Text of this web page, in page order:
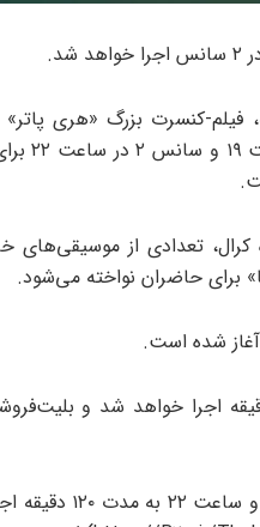
فیلم-کنسرت بزرگ «هری پاتر»
حلقه‌ها» در یک شب و
حضور ۱۵۰ نوازنده و گروه کرال، تعدادی از
برای حاضران نواخته می‌شود.
کنسرت «هری پاتر» ساعت ۱۹ به مدت ۱۲۰ دقیقه اجرا خواهد شد
همچنین فیلم-کنسرت «ارباب حلقه‌ها»